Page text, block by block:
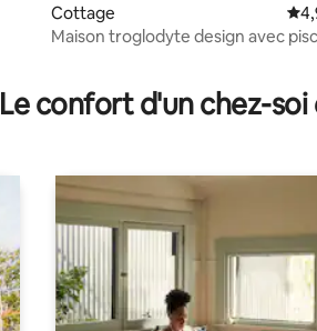
Cottage
Maison troglodyte design avec
Le confort d'un chez-